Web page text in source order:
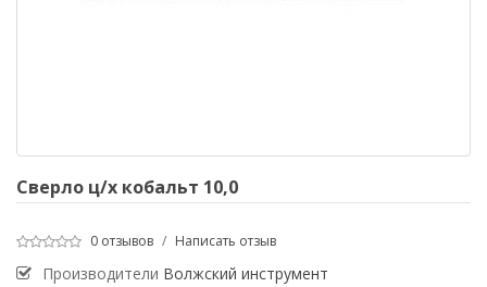
Сверло ц/х кобальт 10,0
0 отзывов / Написать отзыв
Производители Волжский инструмент